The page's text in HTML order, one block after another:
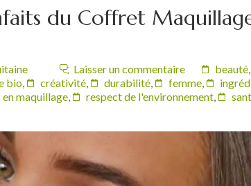
du Coffret
Laisser un commentaire beauté,
bio, créativité, durabilité, femme,
maquillage, respect de l'environnement,